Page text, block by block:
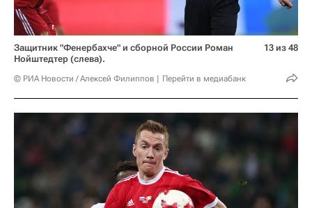
Защитник "Фенербахче" и сборной России Роман
Нойштедтер (слева).
© РИА Новости / Алексей Филиппов Перейти в медиабанк
13 из 48